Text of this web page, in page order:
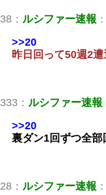
38： ルシファー速報
>>20
昨日回って50週2
333： ルシファー速報
>>20
裏ダン1回ずつ全
28： ルシファー速報